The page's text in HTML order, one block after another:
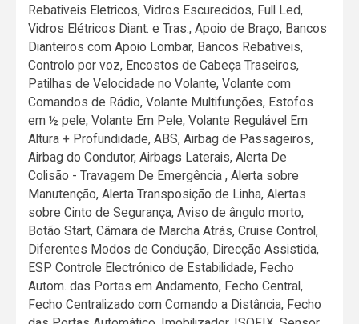
Rebativeis Eletricos, Vidros Escurecidos, Full Led,
Vidros Elétricos Diant. e Tras., Apoio de Braço, Bancos
Dianteiros com Apoio Lombar, Bancos Rebativeis,
Controlo por voz, Encostos de Cabeça Traseiros,
Patilhas de Velocidade no Volante, Volante com
Comandos de Rádio, Volante Multifunções, Estofos
em ½ pele, Volante Em Pele, Volante Regulável Em
Altura + Profundidade, ABS, Airbag de Passageiros,
Airbag do Condutor, Airbags Laterais, Alerta De
Colisão - Travagem De Emergência , Alerta sobre
Manutenção, Alerta Transposição de Linha, Alertas
sobre Cinto de Segurança, Aviso de ângulo morto,
Botão Start, Câmara de Marcha Atrás, Cruise Control,
Diferentes Modos de Condução, Direcção Assistida,
ESP Controle Electrónico de Estabilidade, Fecho
Autom. das Portas em Andamento, Fecho Central,
Fecho Centralizado com Comando a Distância, Fecho